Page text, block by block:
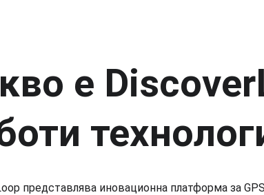
е
представлява иновационна платформа за